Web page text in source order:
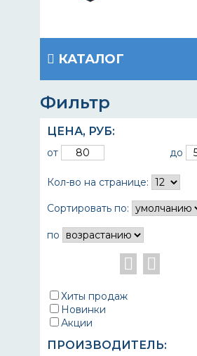
КАТАЛОГ
Фильтр
ЦЕНА, РУБ:
от до
Кол-во на странице:
Сортировать по:
по
Хиты продаж
Новинки
Акции
ПРОИЗВОДИТЕЛЬ: